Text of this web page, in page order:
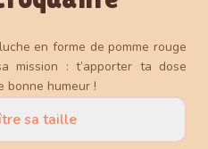
en forme de pomme rouge
mission : t’apporter ta dose
bonne humeur !
sa taille